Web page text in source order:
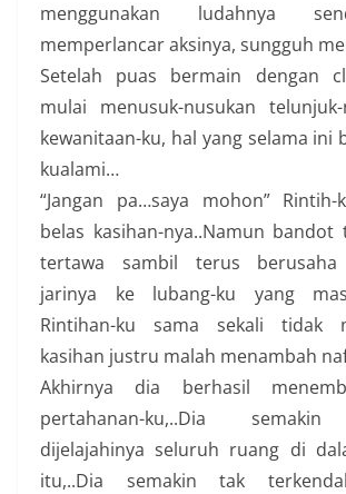
menggunakan ludahnya
memperlancar aksinya, sungguh
Setelah puas bermain dengan
mulai menusuk-nusukan
kewanitaan-ku, hal yang selama ini
kualami…
“Jangan pa…saya mohon”
belas kasihan-nya..Namun
tertawa sambil terus berusaha
jarinya ke lubang-ku yang
Rintihan-ku sama sekali tidak
kasihan justru malah menambah
Akhirnya dia berhasil
pertahanan-ku,..Dia semakin
dijelajahinya seluruh ruang di
itu,..Dia semakin tak